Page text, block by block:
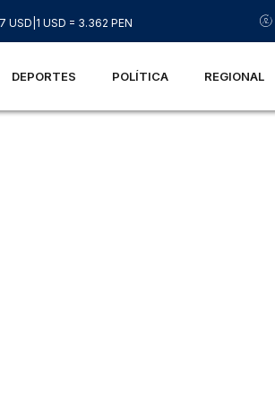
USD 1 USD = 3.362 PEN
DEPORTES POLÍTICA REGIONAL